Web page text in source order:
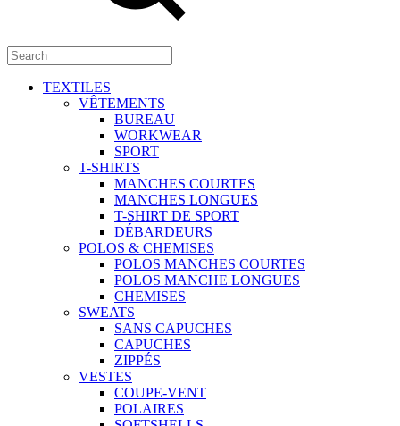
TEXTILES
VÊTEMENTS
BUREAU
WORKWEAR
SPORT
T-SHIRTS
MANCHES COURTES
MANCHES LONGUES
T-SHIRT DE SPORT
DÉBARDEURS
POLOS & CHEMISES
POLOS MANCHES COURTES
POLOS MANCHE LONGUES
CHEMISES
SWEATS
SANS CAPUCHES
CAPUCHES
ZIPPÉS
VESTES
COUPE-VENT
POLAIRES